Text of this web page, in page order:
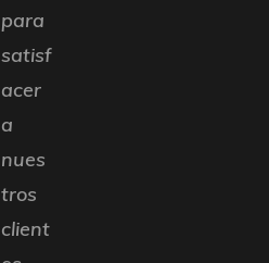
para
satisf
acer
a
nues
tros
client